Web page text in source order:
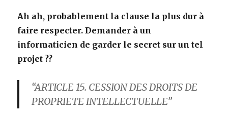
Ah ah, probablement la clause la plus dur à
faire respecter. Demander à un
informaticien de garder le secret sur un tel
projet ??
“ARTICLE 15. CESSION DES DROITS DE
PROPRIETE INTELLECTUELLE”